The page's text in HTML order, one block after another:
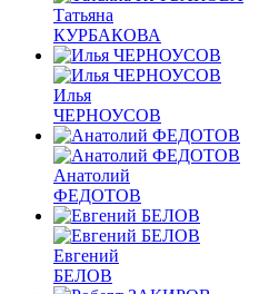
Татьяна
КУРБАКОВА
Илья
ЧЕРНОУСОВ
Анатолий
ФЕДОТОВ
Евгений
БЕЛОВ